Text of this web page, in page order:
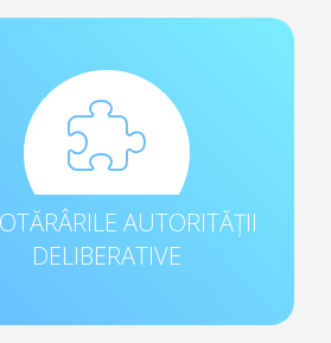
AUTORITĂȚII
DELIBERATIVE